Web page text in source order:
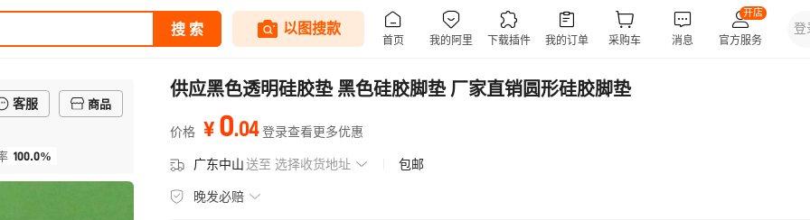
客服 商品
100.0%
供应黑色透明硅胶垫 黑色硅胶脚垫 厂家直销圆形硅胶脚垫
价格 ¥ 0.04 登录查看更多优惠
广东中山送至 选择收货地址 包邮
晚发必赔